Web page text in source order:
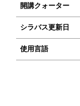
開講クォーター
シラバス更新日
使用言語